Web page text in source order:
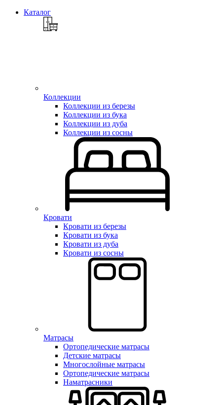
Каталог
Коллекции
Коллекции из березы
Коллекции из бука
Коллекции из дуба
Коллекции из сосны
Кровати
Кровати из березы
Кровати из бука
Кровати из дуба
Кровати из сосны
Матрасы
Ортопедические матрасы
Детские матрасы
Многослойные матрасы
Ортопедические матрасы
Наматрасники